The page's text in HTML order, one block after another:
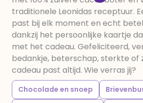
traditionele Leonidas receptuur.
past bij elk moment en echt
dankzij het persoonlijke kaartje
met het cadeau. Gefeliciteerd,
bedankje, beterschap, sterkte of
cadeau past altijd. Wie verras jij?
Chocolade en snoep